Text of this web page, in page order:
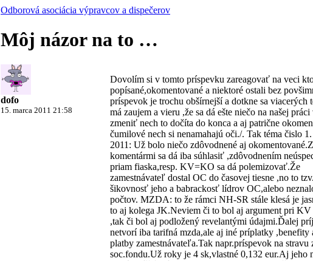
Odborová asociácia výpravcov a dispečerov
Môj názor na to …
dofo
15. marca 2011 21:58
Dovolím si v tomto príspevku zareagovať na veci
popísané,okomentované a niektoré ostali bez
príspevok je trochu obšírnejší a dotkne sa viacerých
má zaujem a vieru ,že sa dá ešte niečo na našej
zmeniť nech to dočíta do konca a aj patrične
čumilové nech si nenamahajú oči./. Tak téma čislo
2011: Už bolo niečo zdôvodnené aj okomentované.Z
komentármi sa dá iba súhlasiť ,zdôvodnením
priam fiaska,resp. KV=KO sa dá polemizovať.Že
zamestnávateľ dostal OC do časovej tiesne ,no to
šikovnosť jeho a babrackosť lídrov OC,alebo
počtov. MZDA: to že rámci NH-SR stále klesá je
to aj kolega JK.Neviem či to bol aj argument pri
,tak či bol aj podložený revelantými údajmi.Ďalej
netvorí iba tarifná mzda,ale aj iné príplatky ,benefity
platby zamestnávateľa.Tak napr.príspevok na stravu
soc.fondu.Už roky je 4 sk,vlastné 0,132 eur.Aj jeho